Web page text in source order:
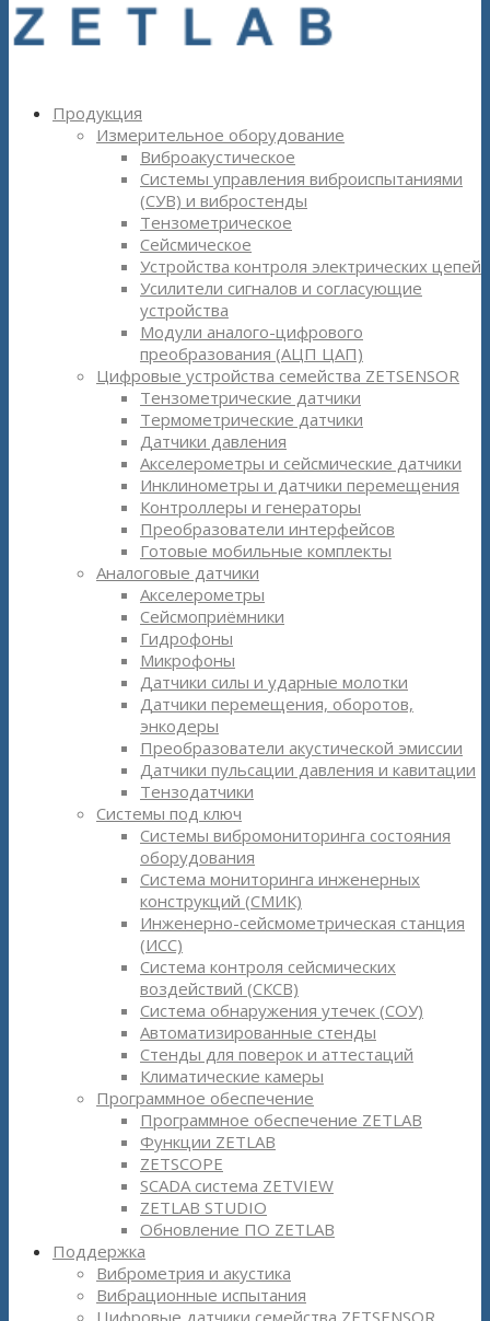
Продукция
Измерительное оборудование
Виброакустическое
Системы управления виброиспытаниями
(СУВ) и вибростенды
Тензометрическое
Сейсмическое
Устройства контроля электрических цепей
Усилители сигналов и согласующие
устройства
Модули аналого-цифрового
преобразования (АЦП ЦАП)
Цифровые устройства семейства ZETSENSOR
Тензометрические датчики
Термометрические датчики
Датчики давления
Акселерометры и сейсмические датчики
Инклинометры и датчики перемещения
Контроллеры и генераторы
Преобразователи интерфейсов
Готовые мобильные комплекты
Аналоговые датчики
Акселерометры
Сейсмоприёмники
Гидрофоны
Микрофоны
Датчики силы и ударные молотки
Датчики перемещения, оборотов,
энкодеры
Преобразователи акустической эмиссии
Датчики пульсации давления и кавитации
Тензодатчики
Системы под ключ
Системы вибромониторинга состояния
оборудования
Система мониторинга инженерных
конструкций (СМИК)
Инженерно-сейсмометрическая станция
(ИСС)
Система контроля сейсмических
воздействий (СКСВ)
Система обнаружения утечек (СОУ)
Автоматизированные стенды
Стенды для поверок и аттестаций
Климатические камеры
Программное обеспечение
Программное обеспечение ZETLAB
Функции ZETLAB
ZETSCOPE
SCADA система ZETVIEW
ZETLAB STUDIO
Обновление ПО ZETLAB
Поддержка
Виброметрия и акустика
Вибрационные испытания
Цифровые датчики семейства ZETSENSOR